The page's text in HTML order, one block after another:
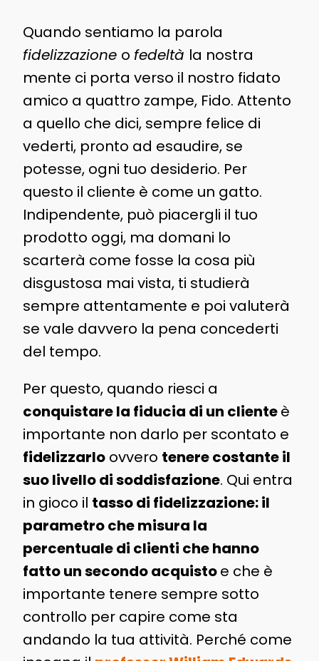
Quando sentiamo la parola
fidelizzazione o fedeltà la nostra
mente ci porta verso il nostro fidato
amico a quattro zampe, Fido. Attento
a quello che dici, sempre felice di
vederti, pronto ad esaudire, se
potesse, ogni tuo desiderio. Per
questo il cliente è come un gatto.
Indipendente, può piacergli il tuo
prodotto oggi, ma domani lo
scarterà come fosse la cosa più
disgustosa mai vista, ti studierà
sempre attentamente e poi valuterà
se vale davvero la pena concederti
del tempo.
Per questo, quando riesci a
conquistare la fiducia di un clienteè
importante non darlo per scontato e
fidelizzarloovvero tenere costante il
suo livello di soddisfazione. Qui entra
in gioco il tasso di fidelizzazione: il
parametro che misura la
percentuale di clienti che hanno
fatto un secondo acquistoe che è
importante tenere sempre sotto
controllo per capire come sta
andando la tua attività. Perché come